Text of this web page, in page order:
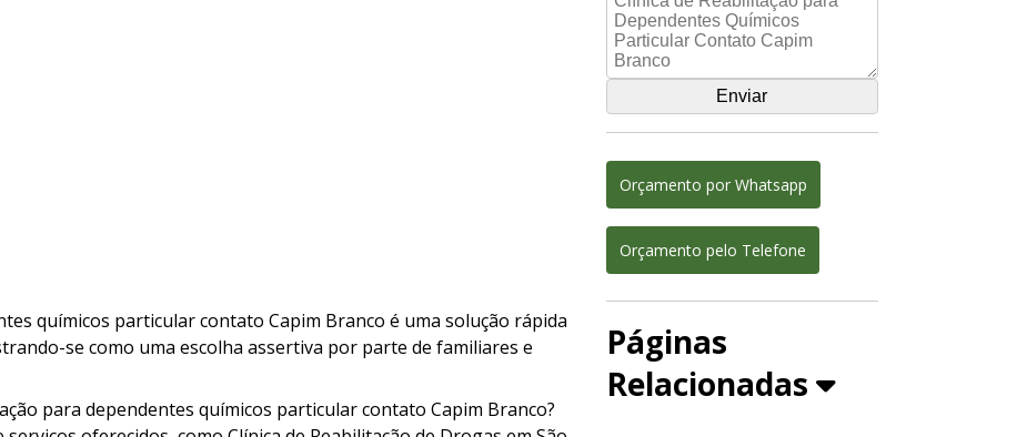
químicos particular contato Capim Branco é uma solução rápida
se como uma escolha assertiva por parte de familiares e
para dependentes químicos particular contato Capim Branco?
Orçamento por Whatsapp
Orçamento pelo Telefone
Páginas
Relacionadas